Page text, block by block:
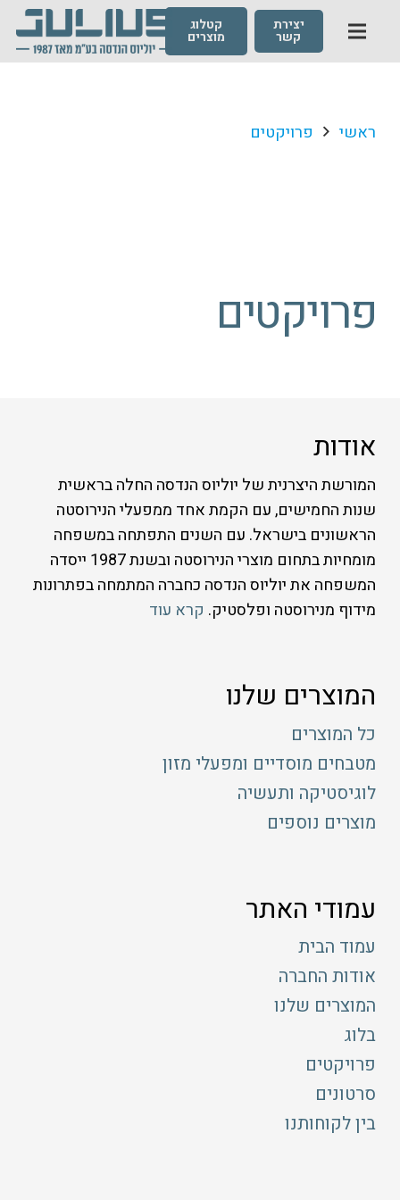
יצירת
קשר
קטלוג
מוצרים
ראשי פרויקטים
פרויקטים
אודות
המורשת היצרנית של יוליוס הנדסה החלה בראשית
שנות החמישים, עם הקמת אחד ממפעלי הנירוסטה
הראשונים בישראל. עם השנים התפתחה במשפחה
מומחיות בתחום מוצרי הנירוסטה ובשנת 1987 ייסדה
המשפחה את יוליוס הנדסה כחברה המתמחה בפתרונות
מידוף מנירוסטה ופלסטיק. קרא עוד
המוצרים שלנו
כל המוצרים
מטבחים מוסדיים ומפעלי מזון
לוגיסטיקה ותעשיה
מוצרים נוספים
עמודי האתר
עמוד הבית
אודות החברה
המוצרים שלנו
בלוג
פרויקטים
סרטונים
בין לקוחותנו